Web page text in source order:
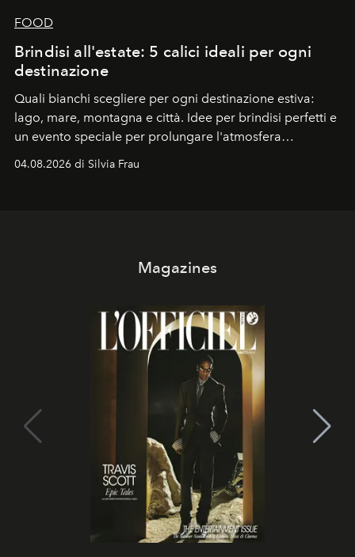
FOOD
Brindisi all'estate: 5 calici ideali per ogni
destinazione
Quali bianchi scegliere per ogni destinazione estiva:
lago, mare, montagna e città. Idee per brindisi perfetti e
un evento speciale per prolungare l'atmosfera
04.08.2026 di Silvia Frau
Magazines